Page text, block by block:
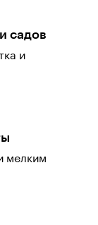
садов
и
мелким